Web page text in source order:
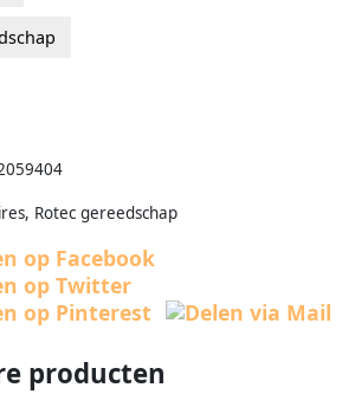
Rotec gereedschap
producten